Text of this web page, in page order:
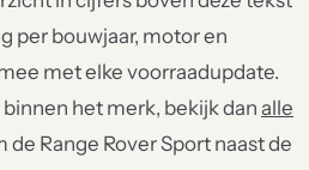
per bouwjaar, motor en
met elke voorraadupdate.
het merk, bekijk dan alle
de Range Rover Sport naast de